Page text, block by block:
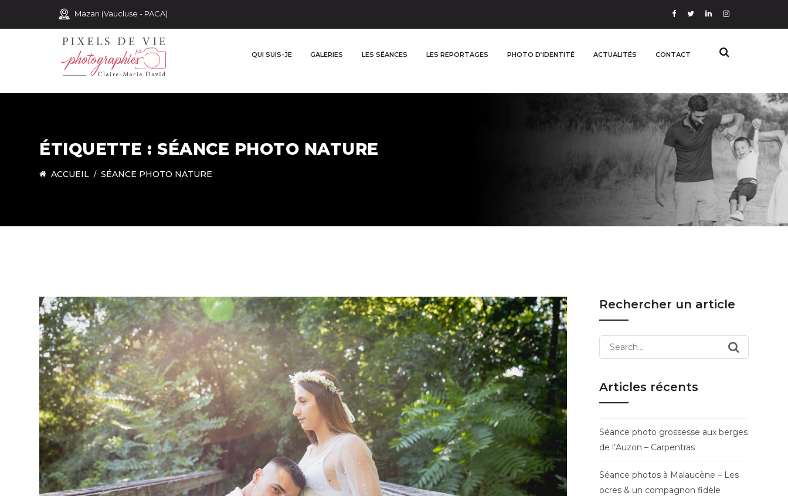
Mazan (Vaucluse - PACA)
QUI SUIS-JE GALERIES LES SÉANCES LES REPORTAGES PHOTO D’IDENTITÉ ACTUALITÉS CONTACT
ÉTIQUETTE : SÉANCE PHOTO NATURE
ACCUEIL SÉANCE PHOTO NATURE
Rechercher un article
Search
for:
Articles récents
Séance photo grossesse aux berges
de l’Auzon – Carpentras
Séance photos à Malaucène – Les
ocres & un compagnon fidèle